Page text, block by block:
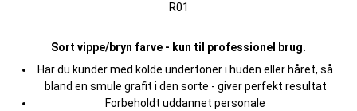
R01
Sort vippe/bryn farve - kun til professionel brug.
Har du kunder med kolde undertoner i huden eller håret, så
bland en smule grafit i den sorte - giver perfekt resultat
Forbeholdt uddannet personale